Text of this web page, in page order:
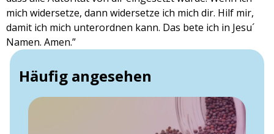
mich widersetze, dann widersetze ich mich dir. Hilf mir,
damit ich mich unterordnen kann. Das bete ich in Jesu´
Namen. Amen.”
Häufig angesehen